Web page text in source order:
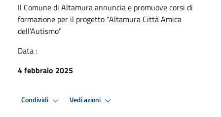
Il Comune di Altamura annuncia e promuove corsi di
formazione per il progetto "Altamura Città Amica
dell'Autismo"
Data :
4 febbraio 2025
Condividi Vedi azioni